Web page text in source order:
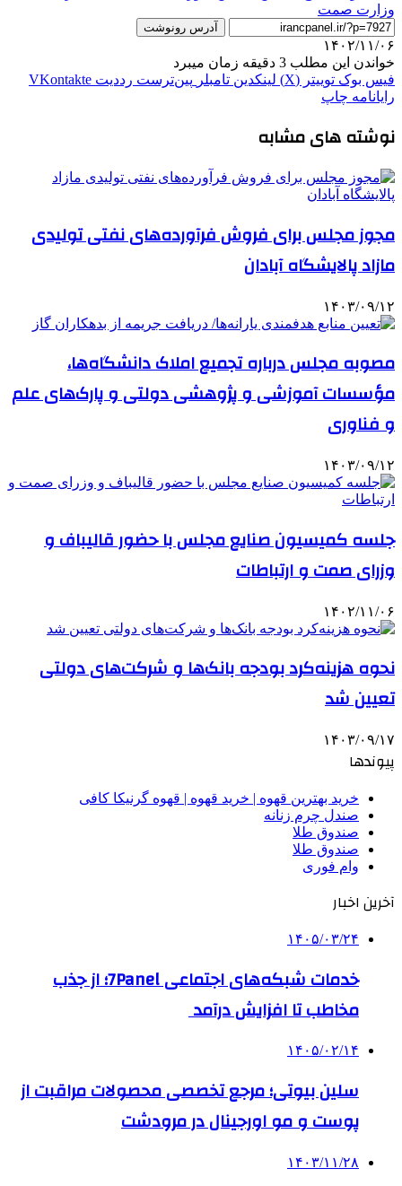
وزارت صمت
آدرس رونوشت
۱۴۰۲/۱۱/۰۶
خواندن این مطلب 3 دقیقه زمان میبرد
فیس بوک توییتر (X) لینکدین ‫تامبلر ‫پین‌ترست ‫رددیت ‫VKontakte
رایانامه چاپ
نوشته های مشابه
مجوز مجلس برای فروش فرآورده‌های نفتی تولیدی
مازاد پالایشگاه آبادان
۱۴۰۳/۰۹/۱۲
مصوبه مجلس درباره تجمیع املاک دانشگاه‌ها،
مؤسسات آموزشی و پژوهشی دولتی و پارک‌های علم
و فناوری
۱۴۰۳/۰۹/۱۲
جلسه کمیسیون صنایع مجلس با حضور قالیباف و
وزرای صمت و ارتباطات
۱۴۰۲/۱۱/۰۶
نحوه هزینه‌کرد بودجه بانک‌ها و شرکت‌های دولتی
تعیین شد
۱۴۰۳/۰۹/۱۷
پیوندها
خرید بهترین قهوه | خرید قهوه | قهوه گرنیکا کافی
صندل چرم زنانه
صندوق طلا
صندوق طلا
وام فوری
آخرین اخبار
۱۴۰۵/۰۳/۲۴
خدمات شبکه‌های اجتماعی 7Panel؛ از جذب
مخاطب تا افزایش درآمد
۱۴۰۵/۰۲/۱۴
سلین بیوتی؛ مرجع تخصصی محصولات مراقبت از
پوست و مو اورجینال در مرودشت
۱۴۰۳/۱۱/۲۸